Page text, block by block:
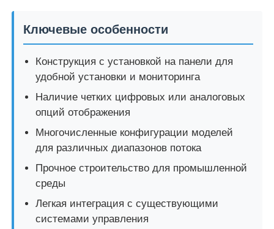
Ключевые особенности
Конструкция с установкой на панели для
удобной установки и мониторинга
Наличие четких цифровых или аналоговых
опций отображения
Многочисленные конфигурации моделей
для различных диапазонов потока
Прочное строительство для промышленной
среды
Легкая интеграция с существующими
системами управления